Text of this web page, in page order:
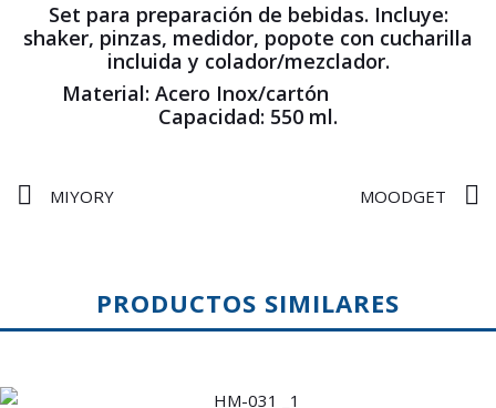
Set para preparación de bebidas. Incluye:
shaker, pinzas, medidor, popote con cucharilla
incluida y colador/mezclador.
Material: Acero Inox/cartón
Capacidad: 550 ml.
MIYORY MOODGET
PRODUCTOS SIMILARES